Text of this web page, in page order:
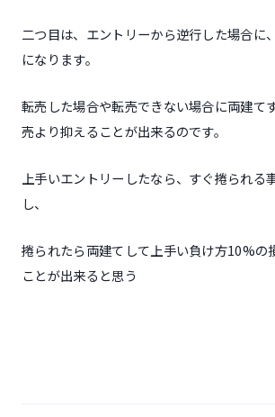
二つ目は、エントリーから逆行した場合に
になります。
転売した場合や転売できない場合に両建て
売より抑えることが出来るのです。
上手いエントリーしたなら、すぐ捲られる
し、
捲られたら両建てして上手い負け方10%の
ことが出来ると思う